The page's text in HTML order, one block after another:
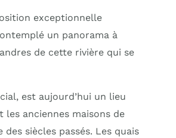
exceptionnelle
un panorama à
de cette rivière qui se
est aujourd’hui un lieu
les anciennes maisons de
siècles passés. Les quais